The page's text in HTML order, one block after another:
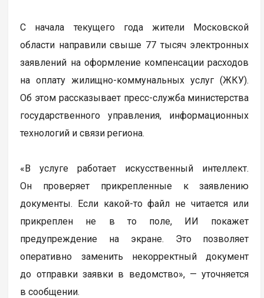
С начала текущего года жители Московской
области направили свыше 77 тысяч электронных
заявлений на оформление компенсации расходов
на оплату жилищно-коммунальных услуг (ЖКУ).
Об этом рассказывает пресс-служба министерства
государственного управления, информационных
технологий и связи региона.
«В услуге работает искусственный интеллект.
Он проверяет прикрепленные к заявлению
документы. Если какой-то файл не читается или
прикреплен не в то поле, ИИ покажет
предупреждение на экране. Это позволяет
оперативно заменить некорректный документ
до отправки заявки в ведомство», — уточняется
в сообщении.